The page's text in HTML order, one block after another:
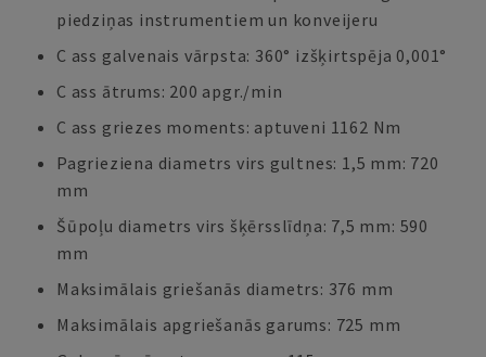
piedziņas instrumentiem un konveijeru
C ass galvenais vārpsta: 360° izšķirtspēja 0,001°
C ass ātrums: 200 apgr./min
C ass griezes moments: aptuveni 1162 Nm
Pagrieziena diametrs virs gultnes: 1,5 mm: 720
mm
Šūpoļu diametrs virs šķērsslīdņa: 7,5 mm: 590
mm
Maksimālais griešanās diametrs: 376 mm
Maksimālais apgriešanās garums: 725 mm